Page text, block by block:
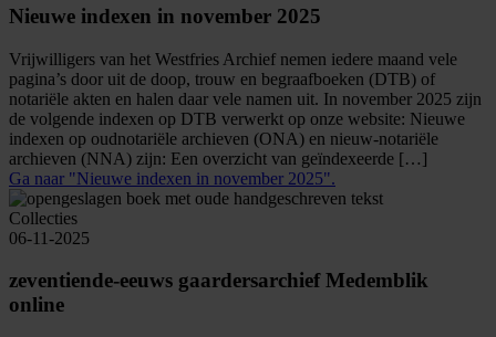
Nieuwe indexen in november 2025
Vrijwilligers van het Westfries Archief nemen iedere maand vele
pagina’s door uit de doop, trouw en begraafboeken (DTB) of
notariële akten en halen daar vele namen uit. In november 2025 zijn
de volgende indexen op DTB verwerkt op onze website: Nieuwe
indexen op oudnotariële archieven (ONA) en nieuw-notariële
archieven (NNA) zijn: Een overzicht van geïndexeerde […]
Ga naar "Nieuwe indexen in november 2025".
Collecties
06-11-2025
zeventiende-eeuws gaardersarchief Medemblik
online